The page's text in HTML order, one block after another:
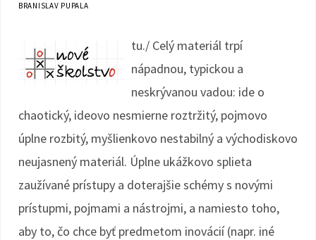
k
BRANISLAV PUPALA
tu./ Celý materiál trpí
nápadnou, typickou a
neskrývanou vadou: ide o
chaotický, ideovo nesmierne roztržitý, pojmovo
úplne rozbitý, myšlienkovo nestabilný a východiskovo
neujasnený materiál. Úplne ukážkovo splieta
zaužívané prístupy a doterajšie schémy s novými
prístupmi, pojmami a nástrojmi, a namiesto toho,
aby to, čo chce byť predmetom inovácií (napr. iné